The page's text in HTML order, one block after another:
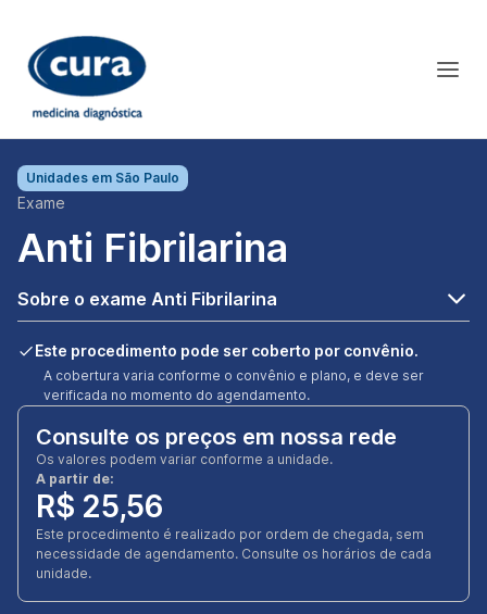
Unidades em São Paulo
Exame
Anti Fibrilarina
Sobre o exame Anti Fibrilarina
Este procedimento pode ser coberto por convênio.
A cobertura varia conforme o convênio e plano, e deve ser
verificada no momento do agendamento.
Consulte os preços em nossa rede
Os valores podem variar conforme a unidade.
A partir de:
R$ 25,56
Este procedimento é realizado por ordem de chegada, sem
necessidade de agendamento. Consulte os horários de cada
unidade.